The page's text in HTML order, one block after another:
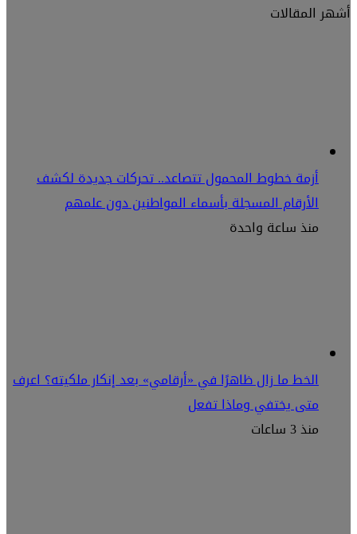
أشهر المقالات
أزمة خطوط المحمول تتصاعد.. تحركات جديدة لكشف
الأرقام المسجلة بأسماء المواطنين دون علمهم
منذ ساعة واحدة
الخط ما زال ظاهرًا في «أرقامي» بعد إنكار ملكيته؟ اعرف
متى يختفي وماذا تفعل
منذ 3 ساعات